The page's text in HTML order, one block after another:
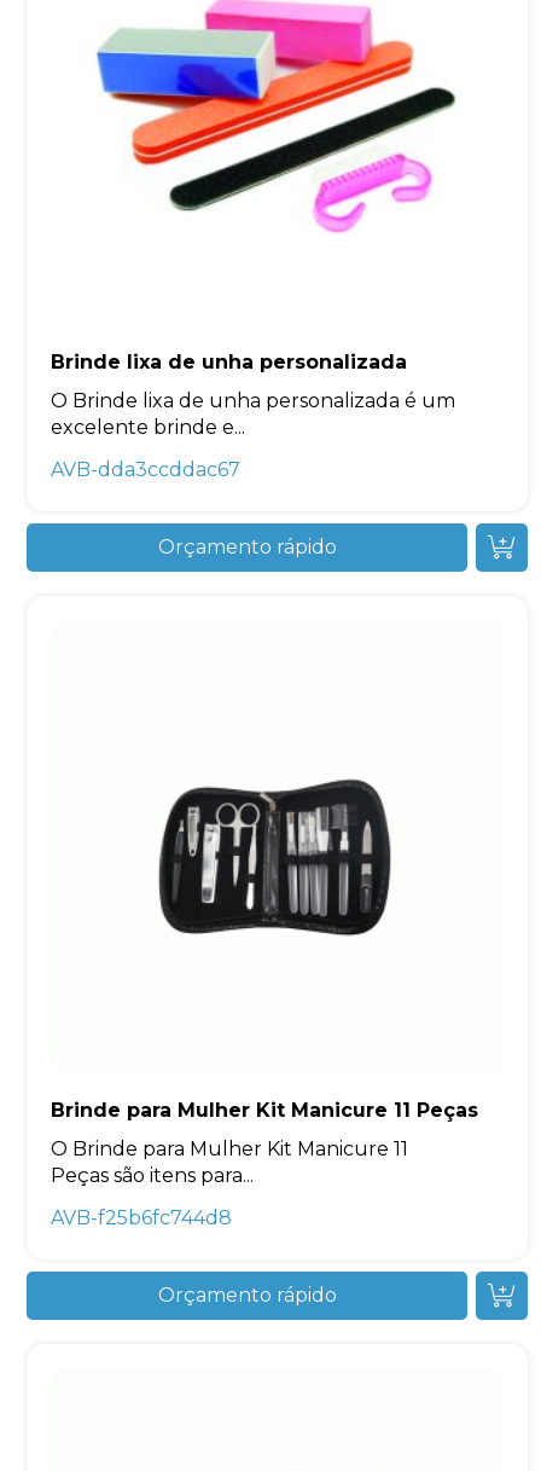
Brinde lixa de unha personalizada
O Brinde lixa de unha personalizada é um
excelente brinde e...
AVB-dda3ccddac67
Orçamento rápido
Brinde para Mulher Kit Manicure 11 Peças
O Brinde para Mulher Kit Manicure 11
Peças são itens para...
AVB-f25b6fc744d8
Orçamento rápido